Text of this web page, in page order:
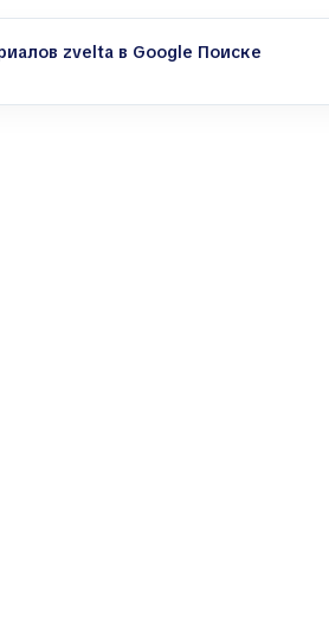
zvelta в Google Поиске